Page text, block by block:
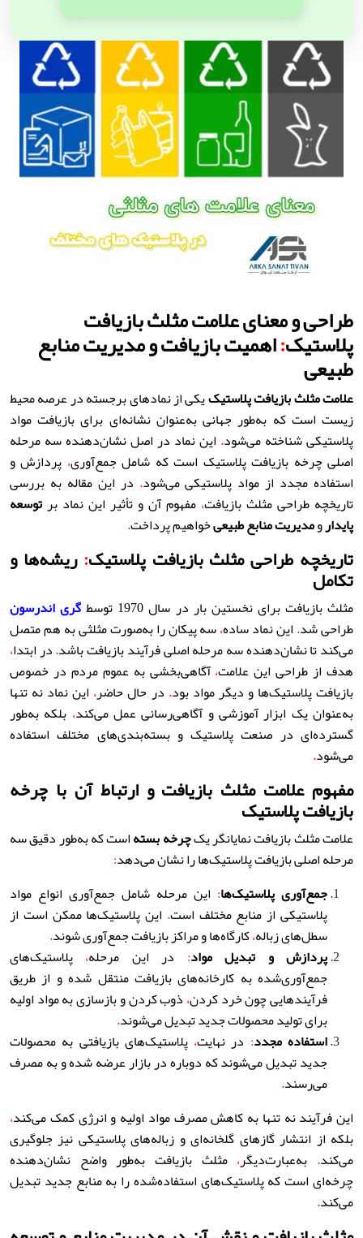
طراحی و معنای علامت مثلث بازیافت
پلاستیک:اهمیت بازیافت و مدیریت منابع
طبیعی
علامت مثلث بازیافت پلاستیکیکی از نمادهای برجسته در عرصه محیط
زیست است که به‌طور جهانی به‌عنوان نشانه‌ای برای بازیافت مواد
پلاستیکی شناخته می‌شود. این نماد در اصل نشان‌دهنده سه مرحله
اصلی چرخه بازیافت پلاستیک است که شامل جمع‌آوری، پردازش و
استفاده مجدد از مواد پلاستیکی می‌شود. در این مقاله به بررسی
تاریخچه طراحی مثلث بازیافت، مفهوم آن و تأثیر این نماد برتوسعه
پایدارومدیریت منابع طبیعیخواهیم پرداخت.
تاریخچه طراحی مثلث بازیافت پلاستیک: ریشه‌ها و
تکامل
مثلث بازیافت برای نخستین بار در سال 1970 توسط
گری اندرسون
طراحی شد.این نماد ساده،سه پیکان را به‌صورت مثلثی به هم متصل
می‌کند تا نشان‌دهنده سه مرحله اصلی فرآیند بازیافت باشد.در ابتدا،
هدف از طراحی این علامت،آگاهی‌بخشی به عموم مردم در خصوص
بازیافت پلاستیک‌ها و دیگر مواد بود. در حال حاضر، این نماد نه تنها
به‌عنوان یک ابزار آموزشی و آگاهی‌رسانی عمل می‌کند، بلکه به‌طور
گسترده‌ای در صنعت پلاستیک و بسته‌بندی‌های مختلف استفاده
می‌شود.
مفهوم علامت مثلث بازیافت و ارتباط آن با چرخه
بازیافت پلاستیک
علامت مثلث بازیافت نمایانگر یکچرخه بستهاست که به‌طور دقیق سه
مرحله اصلی بازیافت پلاستیک‌ها را نشان می‌دهد:
جمع‌آوری پلاستیک‌ها: این مرحله شامل جمع‌آوری انواع مواد
پلاستیکی از منابع مختلف است. این پلاستیک‌ها ممکن است از
سطل‌های زباله،کارگاه‌ها و مراکز بازیافت جمع‌آوری شوند.
پردازش و تبدیل مواد: در این مرحله، پلاستیک‌های
جمع‌آوری‌شده به کارخانه‌های بازیافت منتقل شده و از طریق
فرآیندهایی چون خرد کردن،ذوب کردن و بازسازی به مواد اولیه
برای تولید محصولات جدید تبدیل می‌شوند.
استفاده مجدد: در نهایت، پلاستیک‌های بازیافتی به محصولات
جدید تبدیل می‌شوند که دوباره در بازار عرضه شده و به مصرف
می‌رسند.
این فرآیند نه تنها به کاهش مصرف مواد اولیه و انرژی کمک می‌کند،
بلکه از انتشار گازهای گلخانه‌ای و زباله‌های پلاستیکی نیز جلوگیری
می‌کند. به‌عبارت‌دیگر، مثلث بازیافت به‌طور واضح نشان‌دهنده
چرخه‌ای است که پلاستیک‌های استفاده‌شده را به منابع جدید تبدیل
می‌کند.